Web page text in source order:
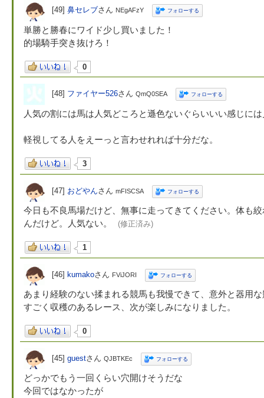
[49] 鼻セレブさん NEgAFzY フォローする
単勝と勝春にワイド少し買いました！
的場騎手突き抜けろ！
0
[48] ファイヤー526さん QmQ0SEA フォローする
人気の割には馬は人気どころと遜色ないぐらいいい感じに
軽視してる人をえーっと言わせれれば十分だな。
3
[47] おどやんさん mFISCSA フォローする
今日も不良馬場だけど、無事に走ってきてください。体も
んだけど。人気ない。
(修正済み)
1
[46] kumakoさん FViJORI フォローする
あまり経験のない揉まれる競馬も我慢できて、意外と器用
すごく収穫のあるレース、次が楽しみになりました。
0
[45] guestさん QJBTKEc フォローする
どっかでもう一回くらい穴開けそうだな
今回ではなかったが